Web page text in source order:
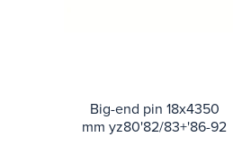
Big-end pin 18x4350
mm yz80'82/83+'86-92